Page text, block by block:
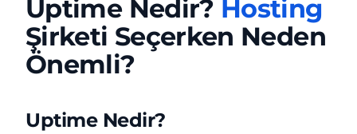
Uptime Nedir? Hosting
Şirketi Seçerken Neden
Önemli?
Uptime Nedir?